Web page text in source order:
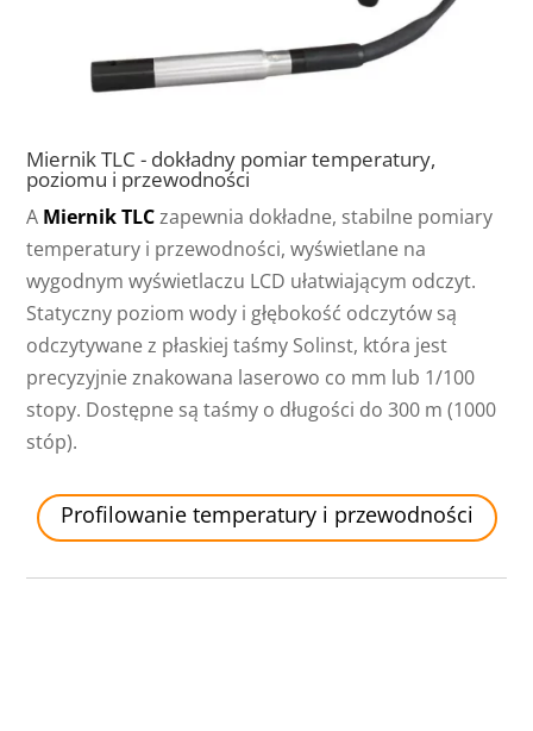
Miernik TLC - dokładny pomiar temperatury,
poziomu i przewodności
A Miernik TLCzapewnia dokładne, stabilne pomiary
temperatury i przewodności, wyświetlane na
wygodnym wyświetlaczu LCD ułatwiającym odczyt.
Statyczny poziom wody i głębokość odczytów są
odczytywane z płaskiej taśmy Solinst, która jest
precyzyjnie znakowana laserowo co mm lub 1/100
stopy. Dostępne są taśmy o długości do 300 m (1000
stóp).
Profilowanie temperatury i przewodności